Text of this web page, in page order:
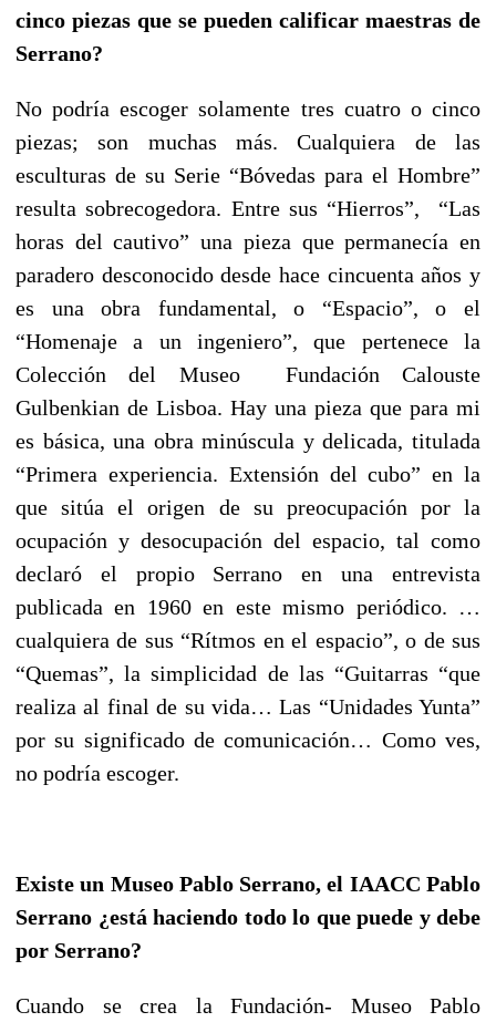
cinco piezas que se pueden calificar maestras de
Serrano?
No podría escoger solamente tres cuatro o cinco
piezas; son muchas más. Cualquiera de las
esculturas de su Serie “Bóvedas para el Hombre”
resulta sobrecogedora. Entre sus “Hierros”, “Las
horas del cautivo” una pieza que permanecía en
paradero desconocido desde hace cincuenta años y
es una obra fundamental, o “Espacio”, o el
“Homenaje a un ingeniero”, que pertenece la
Colección del Museo Fundación Calouste
Gulbenkian de Lisboa. Hay una pieza que para mi
es básica, una obra minúscula y delicada, titulada
“Primera experiencia. Extensión del cubo” en la
que sitúa el origen de su preocupación por la
ocupación y desocupación del espacio, tal como
declaró el propio Serrano en una entrevista
publicada en 1960 en este mismo periódico. …
cualquiera de sus “Rítmos en el espacio”, o de sus
“Quemas”, la simplicidad de las “Guitarras “que
realiza al final de su vida… Las “Unidades Yunta”
por su significado de comunicación… Como ves,
no podría escoger.
Existe un Museo Pablo Serrano, el IAACC Pablo
Serrano ¿está haciendo todo lo que puede y debe
por Serrano?
Cuando se crea la Fundación- Museo Pablo